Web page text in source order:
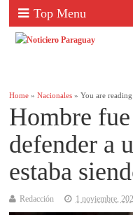
Top Menu
Home »Nacionales » You are reading
Hombre
defender a
estaba
Redacción 1 noviembre,